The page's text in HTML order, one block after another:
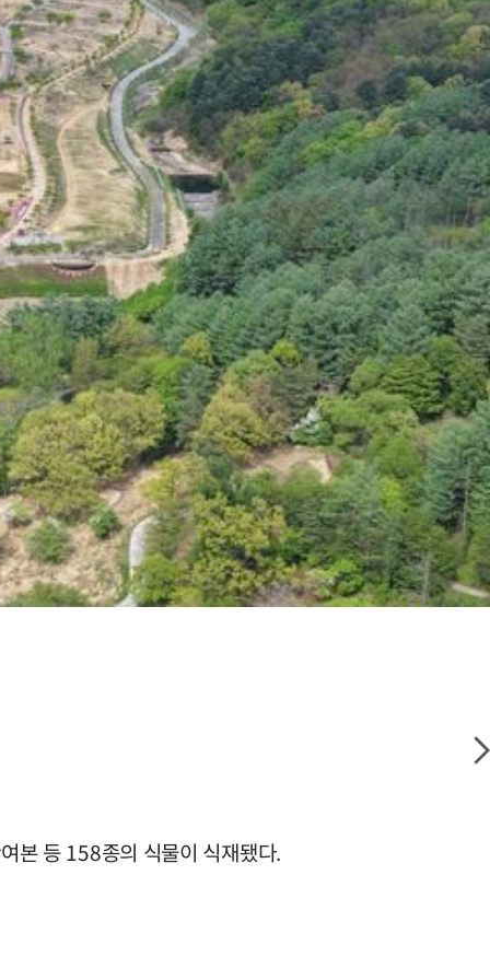
본 등 158종의 식물이 식재됐다.